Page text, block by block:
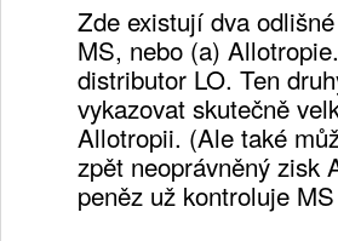
Zde existují dva
MS, nebo (a)
distributor LO. Ten
vykazovat skutečně
Allotropii. (Ale také
zpět neoprávněný zisk
peněz už kontroluje